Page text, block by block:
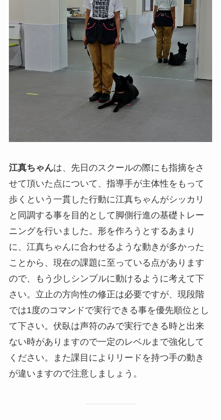
江真ちゃんは、先日のスクールの際にも指摘をさ
せて頂いた点について、指導手が主体性をもって
歩くという一貫した行動に江真ちゃんがシッカリ
と同調する事を目的として脚側行進の基礎トレー
ニングを行いました。形を作ろうとするあまり
に、江真ちゃんに合わせるような動きが多かった
ことから、現在の課題に至っている点があります
ので、もう少しシンプルに動けるように考えて下
さい。立止の方向性の修正は必要ですが、現段階
では1度のコマンドで実行できる事を優先順位とし
て下さい。伏臥は声符のみで実行できる時と出来
ない時がありますので一定のレベルまで強化して
ください。また課目によりリードを持つ手の動き
が違いますので注意しましょう。